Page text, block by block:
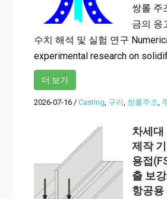
쌍롤 주
금의 응
수치 해석 및 실험 연구
experimental research on
더 보기
2026-07-16/ Casting, 구리, 쌍롤주조,
차세대
제작
용접
출 보
항공용